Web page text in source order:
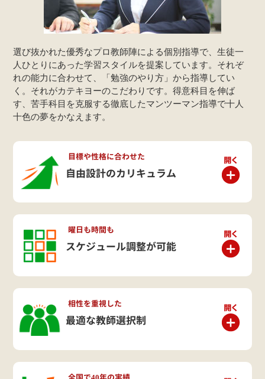
選び抜かれた優秀なプロ教師陣による個別指導で、生徒一
人ひとりにあった学習スタイルを提案しています。それぞ
れの能力に合わせて、「勉強のやり方」から指導してい
く。それがカテキヨーのこだわりです。得意科目を伸ば
す、苦手科目を克服する徹底したマンツーマン指導で十人
十色の夢をかなえます。
目標や性格に合わせた
自由設計のカリキュラム
曜日も時間も
スケジュール調整が可能
相性を重視した
最適な教師選択制